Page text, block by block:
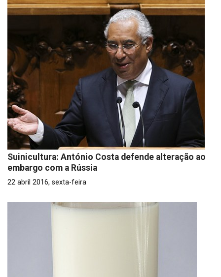
Suinicultura: António Costa defende alteração ao
embargo com a Rússia
22 abril 2016, sexta-feira